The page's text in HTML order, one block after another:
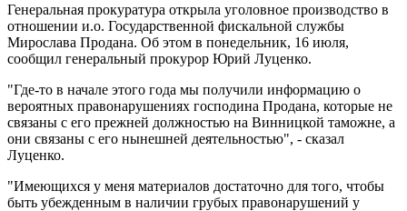
Генеральная прокуратура открыла уголовное производство в
отношении и.о. Государственной фискальной службы
Мирослава Продана. Об этом в понедельник, 16 июля,
сообщил генеральный прокурор Юрий Луценко.
"Где-то в начале этого года мы получили информацию о
вероятных правонарушениях господина Продана, которые не
связаны с его прежней должностью на Винницкой таможне, а
они связаны с его нынешней деятельностью", - сказал
Луценко.
"Имеющихся у меня материалов достаточно для того, чтобы
быть убежденным в наличии грубых правонарушений у